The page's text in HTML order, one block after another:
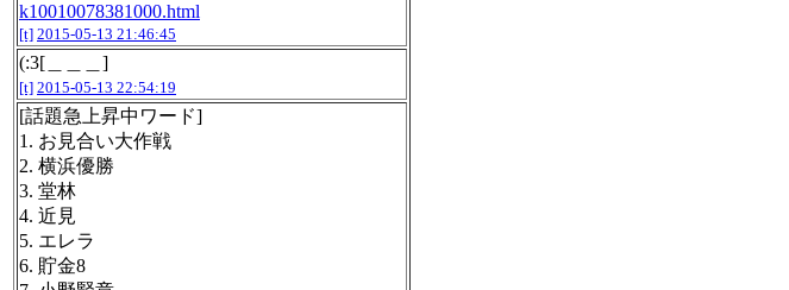
k10010078381000.html
[t] 2015-05-13 21:46:45
(:3[＿＿＿]
[t] 2015-05-13 22:54:19
[話題急上昇中ワード]
1. お見合い大作戦
2. 横浜優勝
3. 堂林
4. 近見
5. エレラ
6. 貯金8